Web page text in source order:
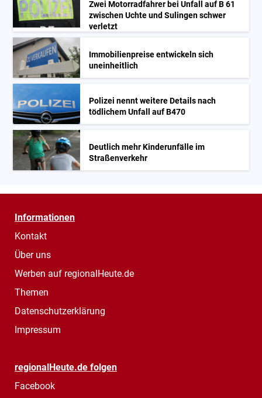
Zwei Motorradfahrer bei Unfall auf B 61
zwischen Uchte und Sulingen schwer
verletzt
Immobilienpreise entwickeln sich
uneinheitlich
Polizei nennt weitere Details nach
tödlichem Unfall auf B470
Deutlich mehr Kinderunfälle im
Straßenverkehr
Informationen
Kontakt
Über uns
Werben auf regionalHeute.de
Themen
Datenschutzerklärung
Impressum
regionalHeute.de folgen
Facebook